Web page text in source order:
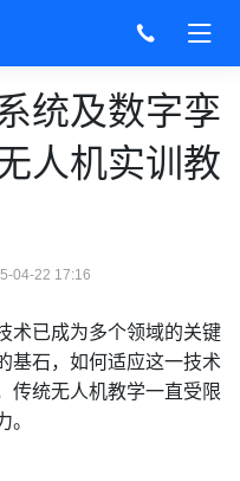
统及数字孪
人机实训教
04-22 17:16
术已成为多个领域的关键
基石，如何适应这一技术
传统无人机教学一直受限
。